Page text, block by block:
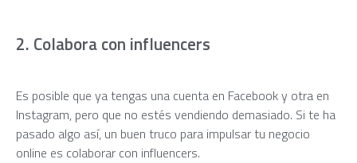
2. Colabora con influencers
Es posible que ya tengas una cuenta en Facebook y otra en
Instagram, pero que no estés vendiendo demasiado. Si te ha
pasado algo así, un buen truco para impulsar tu negocio
online es colaborar con influencers.